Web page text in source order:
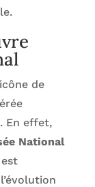
de
En effet,
National